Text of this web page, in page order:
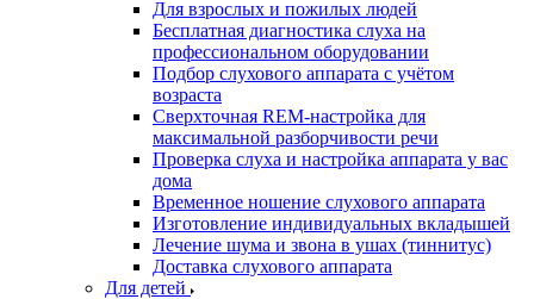
Для взрослых и пожилых людей
Бесплатная диагностика слуха на
профессиональном оборудовании
Подбор слухового аппарата с учётом
возраста
Сверхточная REM-настройка для
максимальной разборчивости речи
Проверка слуха и настройка аппарата у вас
дома
Временное ношение слухового аппарата
Изготовление индивидуальных вкладышей
Лечение шума и звона в ушах (тиннитус)
Доставка слухового аппарата
Для детей